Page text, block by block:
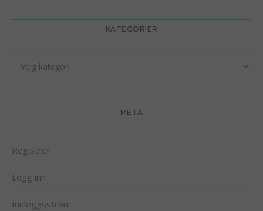
KATEGORIER
Kategorier
META
Registrer
Logg inn
Innleggsstrøm